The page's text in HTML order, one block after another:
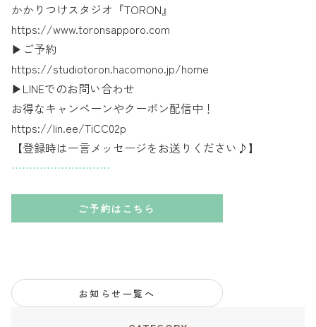
かかりつけスタジオ『TORON』
https://www.toronsapporo.com
▶︎ご予約
https://studiotoron.hacomono.jp/home
▶︎LINEでのお問い合わせ
お得なキャンペーンやクーポン配信中！
https://lin.ee/TiCC02p
【登録時は一言メッセージをお送りください♪】
⋅⋅⋅⋅⋅⋅⋅⋅⋅⋅⋅⋅⋅⋅⋅⋅⋅⋅⋅⋅⋅⋅⋅⋅⋅⋅⋅⋅
ご予約はこちら
お知らせ一覧へ